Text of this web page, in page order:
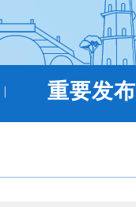
| 重要发布